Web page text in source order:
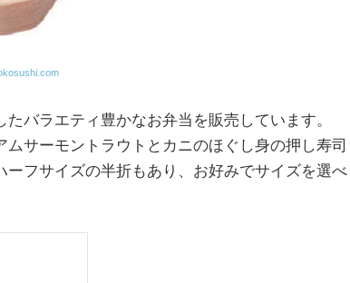
バラエティ豊かなお弁当を販売しています。
サーモントラウトとカニのほぐし身の押し寿司
フサイズの半折もあり、お好みでサイズを選べ